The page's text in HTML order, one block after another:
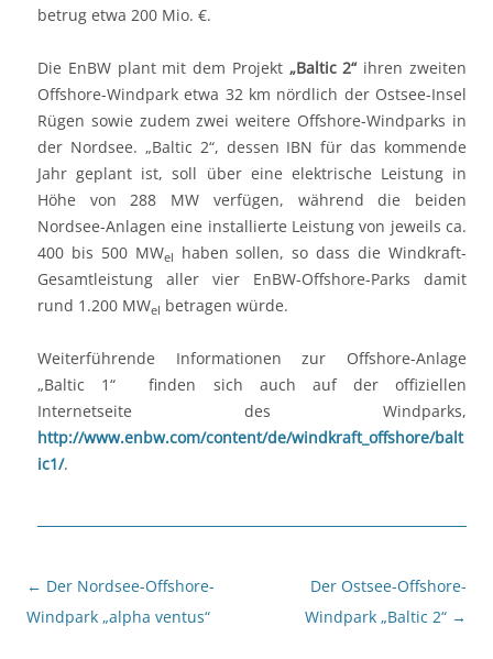
betrug etwa 200 Mio. €.
Die EnBW plant mit dem Projekt „Baltic 2“ihren zweiten
Offshore-Windpark etwa 32 km nördlich der Ostsee-Insel
Rügen sowie zudem zwei weitere Offshore-Windparks in
der Nordsee. „Baltic 2“, dessen IBN für das kommende
Jahr geplant ist, soll über eine elektrische Leistung in
Höhe von 288 MW verfügen, während die beiden
Nordsee-Anlagen eine installierte Leistung von jeweils ca.
400 bis 500 MWel
haben sollen, so dass die Windkraft-
Gesamtleistung aller vier EnBW-Offshore-Parks damit
rund 1.200 MWel betragen würde.
Weiterführende Informationen zur Offshore-Anlage
„Baltic 1“ finden sich auch auf der offiziellen
Internetseite des Windparks,
http://www.enbw.com/content/de/windkraft_offshore/balt
ic1/.
Beitragsnavigation
← Der Nordsee-Offshore-
Windpark „alpha ventus“
Der Ostsee-Offshore-
Windpark „Baltic 2“ →